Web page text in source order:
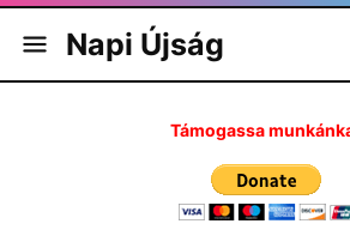
Napi Újság
Támogassa